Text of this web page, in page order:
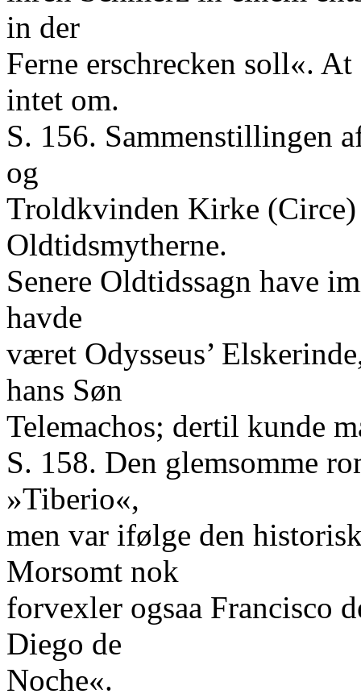
in der
Ferne erschrecken soll«.
intet om.
S. 156. Sammenstillingen
og
Troldkvinden Kirke (Circe)
Oldtidsmytherne.
Senere Oldtidssagn have
havde
været Odysseus’
hans Søn
Telemachos; dertil kunde
S. 158. Den glemsomme
»Tiberio«,
men var ifølge den
Morsomt nok
forvexler ogsaa Francisco
Diego de
Noche«.